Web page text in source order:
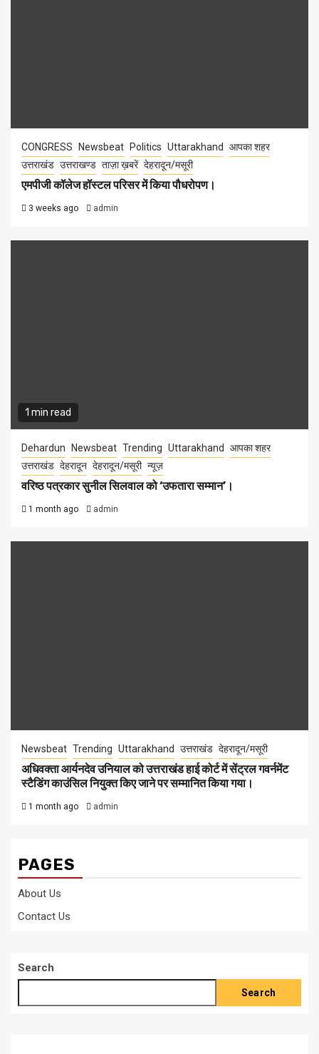
CONGRESS Newsbeat Politics Uttarakhand
आपका शहर
उत्तराखंड उत्तराखण्ड ताज़ा ख़बरें देहरादून/मसूरी
एमपीजी कॉलेज हॉस्टल परिसर में किया पौधरोपण।
3 weeks ago admin
1 min read
Dehardun Newsbeat Trending Uttarakhand
आपका शहर
उत्तराखंड देहरादून देहरादून/मसूरी न्यूज़
वरिष्ठ पत्रकार सुनील सिलवाल को ‘उफतारा सम्मान’।
1 month ago admin
Newsbeat Trending Uttarakhand उत्तराखंड देहरादून/मसूरी
अधिवक्ता आर्यनदेव उनियाल को उत्तराखंड हाई कोर्ट में सेंट्रल गवर्नमेंट
स्टैडिंग काउंसिल नियुक्त किए जाने पर सम्मानित किया गया।
1 month ago admin
PAGES
About Us
Contact Us
Search
Search